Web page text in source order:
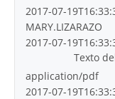
2017-07-
MARY.LIZARAZO
2017-07-
Texto
application/pdf
2017-07-